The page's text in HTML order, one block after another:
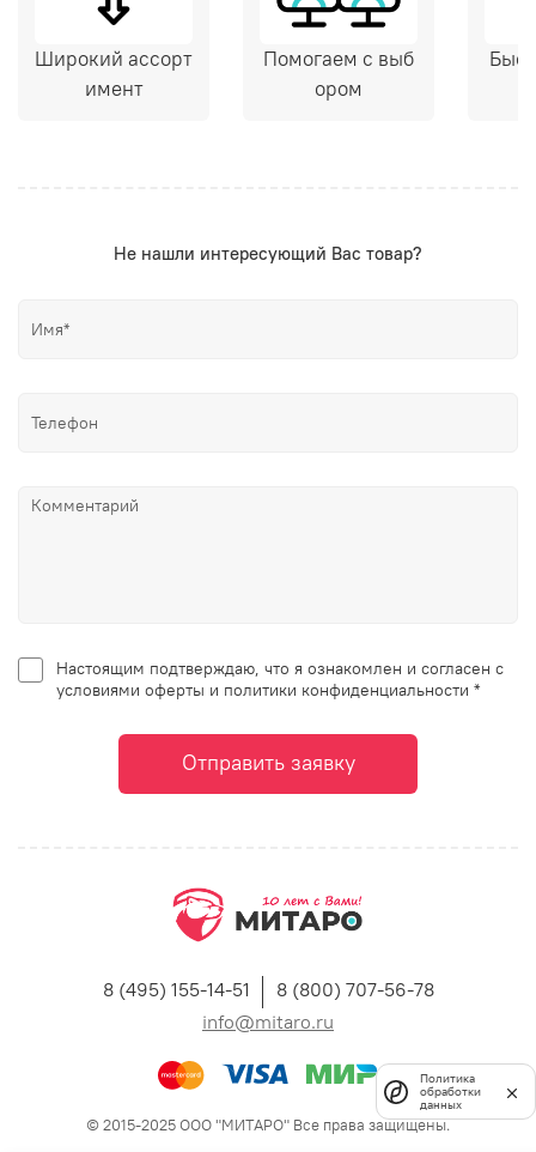
Широкий ассорт
имент
Помогаем с выб
ором
Не нашли интересующий Вас товар?
Настоящим подтверждаю, что я ознакомлен и согласен с
условиями оферты и политики конфиденциальности *
Отправить заявку
8 (495) 155-14-51
8 (800) 707-56-78
info@mitaro.ru
© 2015-2025 ООО "МИТАРО" Все права защищены.
Политика
обработки
данных